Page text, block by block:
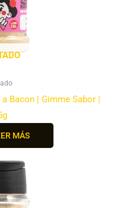
Bacon | Gimme Sabor |
MÁS